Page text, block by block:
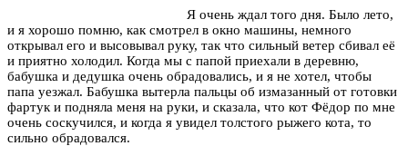
Я очень ждал того дня. Было лето,
и я хорошо помню, как смотрел в окно машины, немного
открывал его и высовывал руку, так что сильный ветер сбивал её
и приятно холодил. Когда мы с папой приехали в деревню,
бабушка и дедушка очень обрадовались, и я не хотел, чтобы
папа уезжал. Бабушка вытерла пальцы об измазанный от готовки
фартук и подняла меня на руки, и сказала, что кот Фёдор по мне
очень соскучился, и когда я увидел толстого рыжего кота, то
сильно обрадовался.